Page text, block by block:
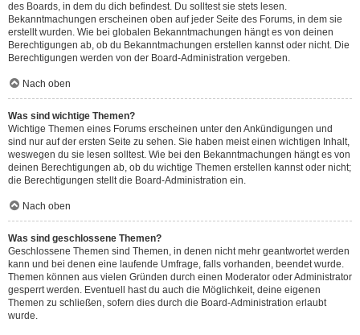
des Boards, in dem du dich befindest. Du solltest sie stets lesen.
Bekanntmachungen erscheinen oben auf jeder Seite des Forums, in dem sie
erstellt wurden. Wie bei globalen Bekanntmachungen hängt es von deinen
Berechtigungen ab, ob du Bekanntmachungen erstellen kannst oder nicht. Die
Berechtigungen werden von der Board-Administration vergeben.
Nach oben
Was sind wichtige Themen?
Wichtige Themen eines Forums erscheinen unter den Ankündigungen und
sind nur auf der ersten Seite zu sehen. Sie haben meist einen wichtigen Inhalt,
weswegen du sie lesen solltest. Wie bei den Bekanntmachungen hängt es von
deinen Berechtigungen ab, ob du wichtige Themen erstellen kannst oder nicht;
die Berechtigungen stellt die Board-Administration ein.
Nach oben
Was sind geschlossene Themen?
Geschlossene Themen sind Themen, in denen nicht mehr geantwortet werden
kann und bei denen eine laufende Umfrage, falls vorhanden, beendet wurde.
Themen können aus vielen Gründen durch einen Moderator oder Administrator
gesperrt werden. Eventuell hast du auch die Möglichkeit, deine eigenen
Themen zu schließen, sofern dies durch die Board-Administration erlaubt
wurde.